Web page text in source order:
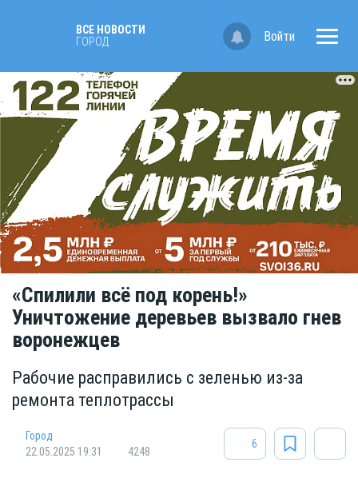
ВСЕ НОВОСТИ
ГОРОД
Войти
«Спилили всё под корень!»
Уничтожение деревьев вызвало гнев
воронежцев
Рабочие расправились с зеленью из-за
ремонта теплотрассы
Город
22.05.2025 19:31
4248
6